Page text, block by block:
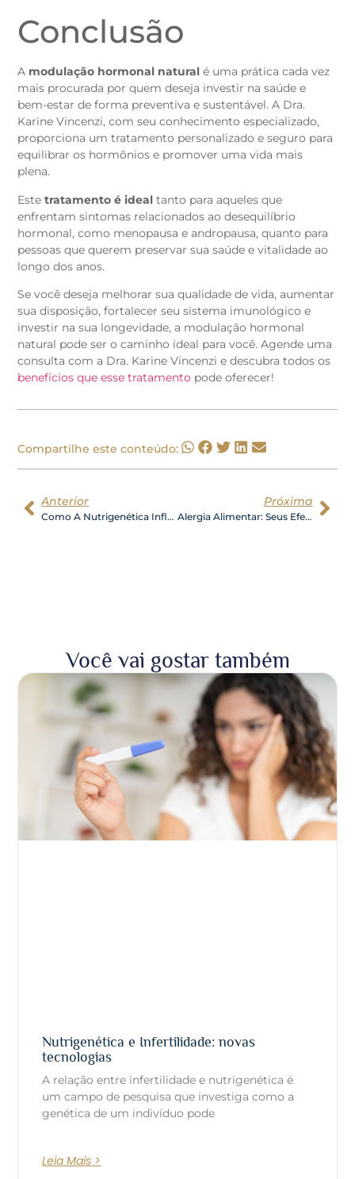
Conclusão
A modulação hormonal natural é uma prática cada vez
mais procurada por quem deseja investir na saúde e
bem-estar de forma preventiva e sustentável. A Dra.
Karine Vincenzi, com seu conhecimento especializado,
proporciona um tratamento personalizado e seguro para
equilibrar os hormônios e promover uma vida mais
plena.
Estetratamento é ideal tanto para aqueles que
enfrentam sintomas relacionados ao desequilíbrio
hormonal, como menopausa e andropausa, quanto para
pessoas que querem preservar sua saúde e vitalidade ao
longo dos anos.
Se você deseja melhorar sua qualidade de vida, aumentar
sua disposição, fortalecer seu sistema imunológico e
investir na sua longevidade, a modulação hormonal
natural pode ser o caminho ideal para você. Agende uma
consulta com a Dra. Karine Vincenzi e descubra todos os
benefícios que esse tratamento pode oferecer!
Compartilhe este conteúdo:
Anterior
Como A Nutrigenética Influenciou Na Minha Performance?
Próxima
Alergia Alimentar: Seus Efeitos No Organismo E Meus Resultados
Você vai gostar também
Nutrigenética e Infertilidade: novas
tecnologias
A relação entre infertilidade e nutrigenética é
um campo de pesquisa que investiga como a
genética de um indivíduo pode
Leia Mais >